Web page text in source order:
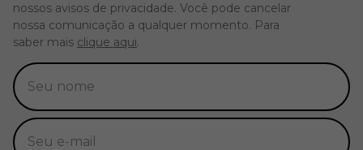
nossos avisos de privacidade. Você pode cancelar
nossa comunicação a qualquer momento. Para
saber mais clique aqui.